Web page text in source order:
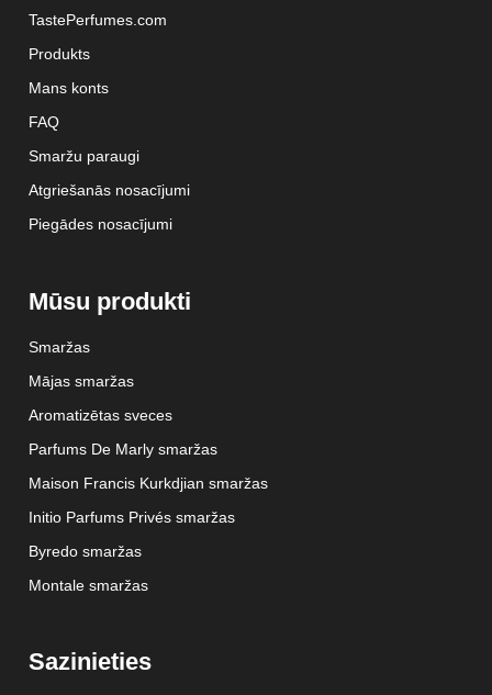
TastePerfumes.com
Produkts
Mans konts
FAQ
Smaržu paraugi
Atgriešanās nosacījumi
Piegādes nosacījumi
Mūsu produkti
Smaržas
Mājas smaržas
Aromatizētas sveces
Parfums De Marly smaržas
Maison Francis Kurkdjian smaržas
Initio Parfums Privés smaržas
Byredo smaržas
Montale smaržas
Sazinieties